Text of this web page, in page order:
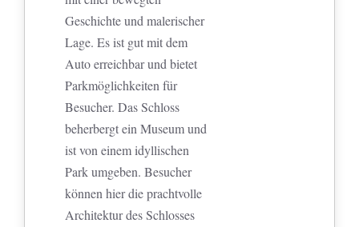
Geschichte und malerischer
Lage. Es ist gut mit dem
Auto erreichbar und bietet
Parkmöglichkeiten für
Besucher. Das Schloss
beherbergt ein Museum und
ist von einem idyllischen
Park umgeben. Besucher
können hier die prachtvolle
Architektur des Schlosses